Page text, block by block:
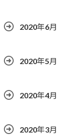
2020年6月
2020年5月
2020年4月
2020年3月